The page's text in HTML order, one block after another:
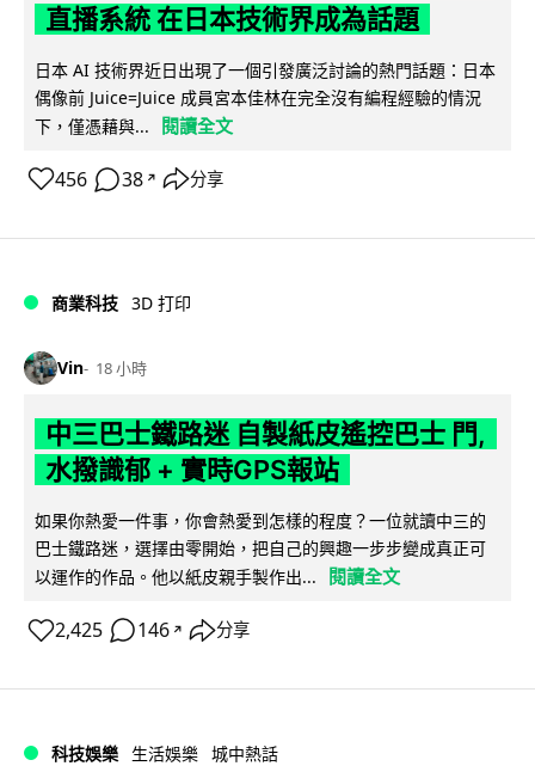
直播系統 在日本技術界成為話題
日本 AI 技術界近日出現了一個引發廣泛討論的熱門話題：日本
偶像前 Juice=Juice 成員宮本佳林在完全沒有編程經驗的情況
下，僅憑藉與...
閱讀全文
456 38 ↗ 分享
商業科技 3D 打印
Vin 18 小時
中三巴士鐵路迷 自製紙皮遙控巴士 門,
水撥識郁 + 實時GPS報站
如果你熱愛一件事，你會熱愛到怎樣的程度？一位就讀中三的
巴士鐵路迷，選擇由零開始，把自己的興趣一步步變成真正可
以運作的作品。他以紙皮親手製作出...
閱讀全文
2,425 146 ↗ 分享
科技娛樂 生活娛樂 城中熱話